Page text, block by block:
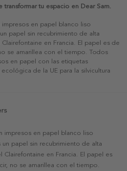
tu espacio en Dear Sam.
en papel blanco liso
papel sin recubrimiento de alta
en Francia. El papel es de
se amarillea con el tiempo. Todos
en papel con las etiquetas
de la UE para la silvicultura
impresos en papel blanco liso
papel sin recubrimiento de alta
en Francia. El papel es
no se amarillea con el tiempo.